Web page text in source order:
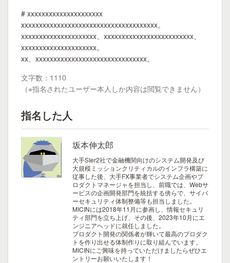
# xxxxxxxxxxxxxxxxxxxxx
xxxxxxxxxxxxxxxxxxxxxxxxxxxxxxxxxxxxxx。
xxxxxxxxxxxxxxxxxxxxx、xxxxxxxxxxxxxxxxxxxxxxxxx、
xxxxxxxxxxxxxxxxxxxxx。
xx、xxxxxxxxxxxxxxxxxxxxxxxxxxxxxxx。
文字数：1110
（※指名されたユーザー本人しか内容は閲覧できません）
指名した人
坂本伸太郎
大手SIer2社で金融機関向けのシステム開発及び
大規模ミッションクリティカルのインフラ構築に
従事した後、大手FX事業者でシステム企画やプ
ロダクトマネージャを担当し、前職では、Webサ
ービスの企画開発部門を統括する傍らで、サイバ
ーセキュリティ体制整備等も担当しました。
MICINには2018年11月に参画し、情報セキュリ
ティ部門を立ち上げ、その後、2023年10月にエ
ンジニアヘッドに就任しました。
プロダクト開発の関係者が輝いて最高のプロダク
トを作り出せる体制作りに取り組んでいます。
MICINにご興味を持っていただけましたらぜひエ
ントリーお願いいたします！